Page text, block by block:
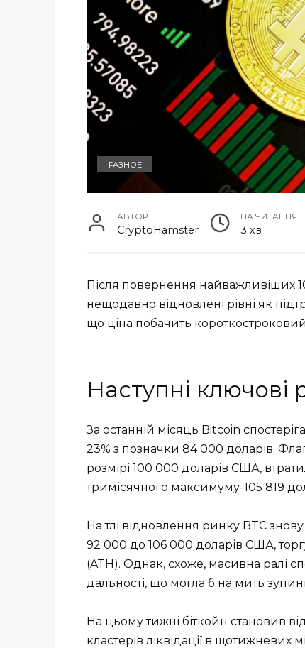
РАЗНОЕ
АВТОР
CryptoHamster
НА ЧИТАННЯ
3 хв
Після повернення найважливіших
нещодавно відновлені рівні як
що ціна побачить
Наступні ключові
За останній місяць Bitcoin
23% з позначки 84 000 доларів.
розмірі 100 000 доларів США,
тримісячного максимуму-105 819
На тлі відновлення ринку BTC
92 000 до 106 000 доларів США,
(ATH). Однак, схоже, масивна ралі
дальності, що могла б на мить
На цьому тижні біткойн становив
кластерів ліквідації в щотижневих